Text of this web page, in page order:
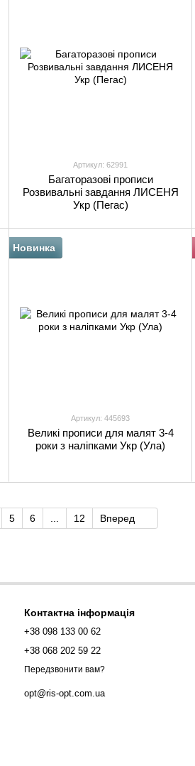
Артикул: 62991
Багаторазові прописи
Розвивальні завдання ЛИСЕНЯ
Укр (Пегас)
Новинка
Артикул: 445693
Великі прописи для малят 3-4
роки з наліпками Укр (Ула)
5 6 12 Вперед
Контактна інформація
+38 098 133 00 62
+38 068 202 59 22
Передзвонити вам?
opt@ris-opt.com.ua